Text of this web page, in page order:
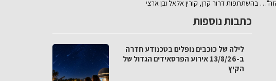
כתבות נוספות
לילה של כוכבים נופלים בטכנודע חדרה
ב-13/8/26 אירוע הפרסאידים הגדול של
הקיץ